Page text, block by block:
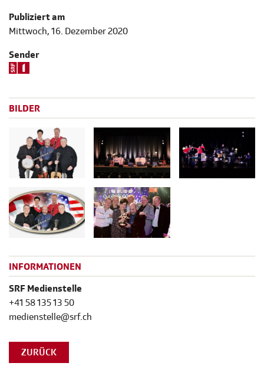
Publiziert am
Mittwoch, 16. Dezember 2020
Sender
BILDER
INFORMATIONEN
SRF Medienstelle
+41 58 135 13 50
medienstelle@srf.ch
ZURÜCK